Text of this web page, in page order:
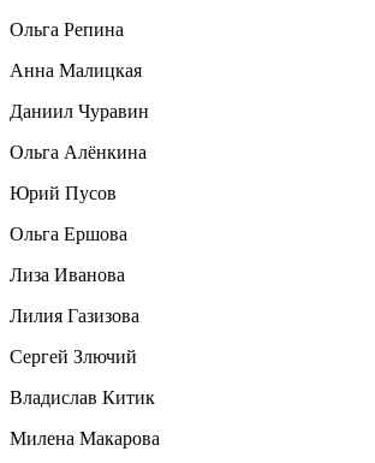
Ольга Репина
Анна Малицкая
Даниил Чуравин
Ольга Алёнкина
Юрий Пусов
Ольга Ершова
Лиза Иванова
Лилия Газизова
Сергей Злючий
Владислав Китик
Милена Макарова